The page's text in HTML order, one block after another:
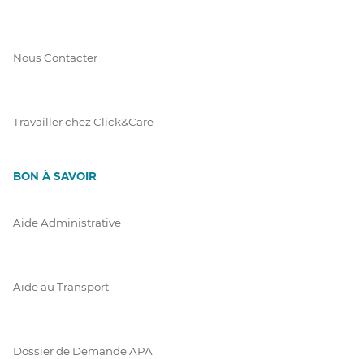
Nous Contacter
Travailler chez Click&Care
BON À SAVOIR
Aide Administrative
Aide au Transport
Dossier de Demande APA